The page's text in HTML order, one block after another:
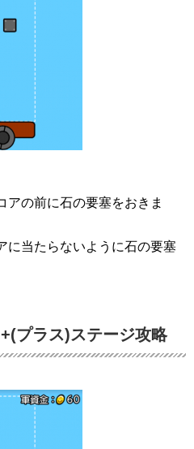
アの前に石の要塞をおきま
に当たらないように石の要塞
プラス)ステージ攻略